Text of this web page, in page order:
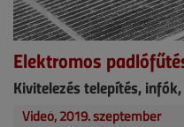
Elektromos
Kivitelezés telepítés,
Videó, 2019. szeptember